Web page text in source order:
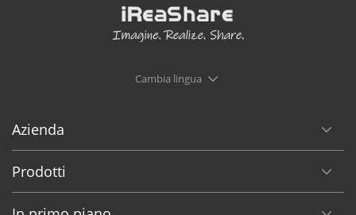
Cambia lingua
Azienda
Prodotti